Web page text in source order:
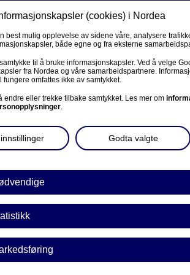
Privat
PRIVAT
Kontakt og meldinger
Nordea Investor (Stenges 1. november)
Investortjenester
Våre produkter
lager du en forretningsplan og et
og
(cookies) i Nordea
best mulig opplevelse av sidene våre, analysere
både egne og fra eksterne
til å bruke informasjonskapsler. Ved å velge
fra Nordea og våre samarbeidspartnere.
fungere omfattes ikke av samtykket.
endre eller trekke tilbake samtykket. Les mer om
.
Godta valgte